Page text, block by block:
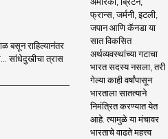
बसून राहिल्यानंतर
सांधेदुखीचा त्रास
फ्रान्स, जर्मनी, इटली,
जपान आणि कॅनडा या
सात विकसित
अर्थव्यवस्थांच्या गटाचा
भारत सदस्य नसला, तरी
गेल्या काही वर्षांपासून
भारताला सातत्याने
निमंत्रित करण्यात येत
आहे. त्यामुळे या मंचावर
भारताचे वाढते महत्त्व